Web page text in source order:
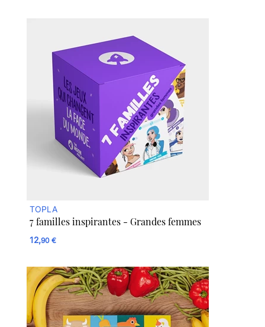
TOPLA
7 familles inspirantes - Grandes femmes
12,90 €